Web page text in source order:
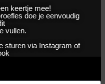
keertje mee!
doe je eenvoudig
vullen.
sturen via Instagram of